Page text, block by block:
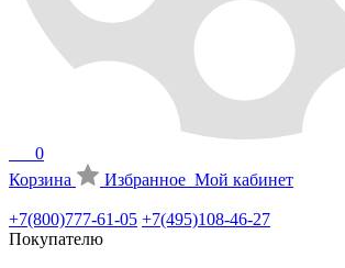
0
Корзина
Избранное Мой кабинет
+7(800)777-61-05 +7(495)108-46-27
Покупателю